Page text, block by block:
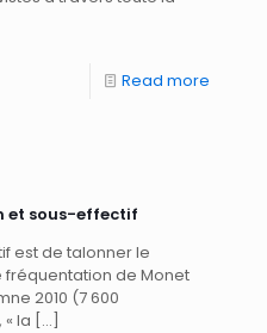
Read more
et sous-effectif
est de talonner le
fréquentation de Monet
2010 (7 600
la […]